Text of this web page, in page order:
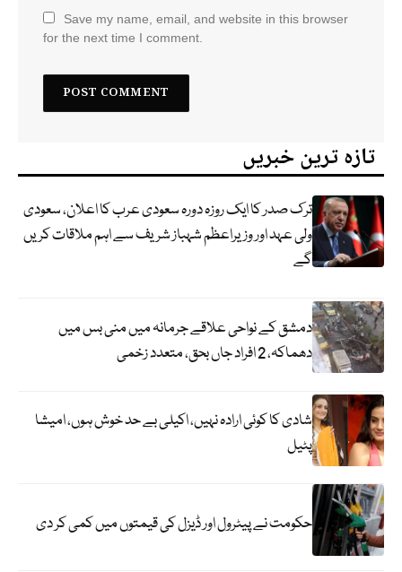
Save my name, email, and website in this browser
for the next time I comment.
تازہ ترین خبریں
ترک صدر کا ایک روزہ دورہ سعودی عرب کا اعلان، سعودی
ولی عہد اور وزیراعظم شہباز شریف سے اہم ملاقات کریں
گے
دمشق کے نواحی علاقے جرمانہ میں منی بس میں
دھماکہ، 2 افراد جاں بحق، متعدد زخمی
شادی کا کوئی ارادہ نہیں، اکیلی بے حد خوش ہوں، امیشا
پٹیل
حکومت نے پیٹرول اور ڈیزل کی قیمتوں میں کمی کر دی